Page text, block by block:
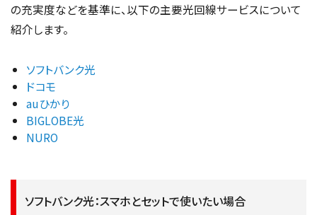
の充実度などを基準に、以下の主要光回線サービスについて
紹介します。
ソフトバンク光
ドコモ
auひかり
BIGLOBE光
NURO
ソフトバンク光：スマホとセットで使いたい場合